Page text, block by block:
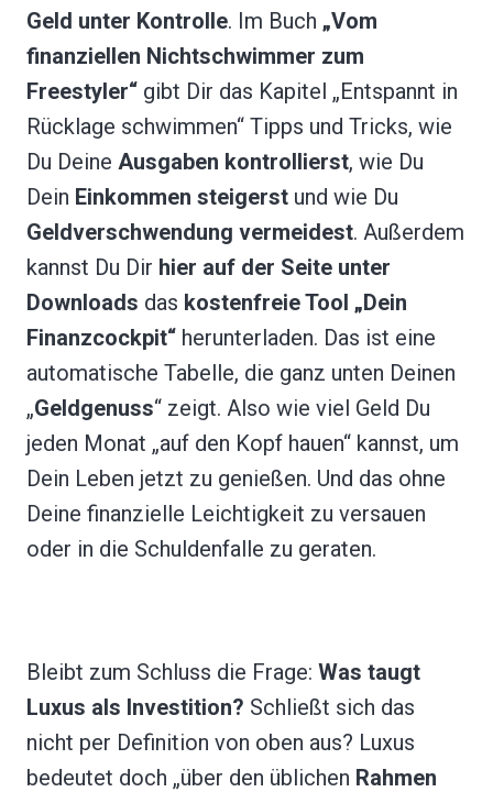
Geld unter Kontrolle. Im Buch „Vom
finanziellen Nichtschwimmer zum
Freestyler“ gibt Dir das Kapitel „Entspannt in
Rücklage schwimmen“ Tipps und Tricks, wie
Du Deine Ausgaben kontrollierst, wie Du
Dein Einkommen steigerst und wie Du
Geldverschwendung vermeidest. Außerdem
kannst Du Dir hier auf der Seite unter
Downloads das kostenfreie Tool „Dein
Finanzcockpit“ herunterladen. Das ist eine
automatische Tabelle, die ganz unten Deinen
„Geldgenuss“ zeigt. Also wie viel Geld Du
jeden Monat „auf den Kopf hauen“ kannst, um
Dein Leben jetzt zu genießen. Und das ohne
Deine finanzielle Leichtigkeit zu versauen
oder in die Schuldenfalle zu geraten.
Bleibt zum Schluss die Frage: Was taugt
Luxus als Investition? Schließt sich das
nicht per Definition von oben aus? Luxus
bedeutet doch „über den üblichen Rahmen